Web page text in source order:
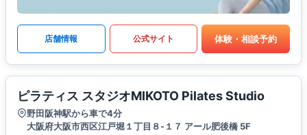
店舗情報 公式サイト 体験・相談予約
ピラティス スタジオMIKOTO Pilates Studio
野田阪神駅から車で4分
大阪府大阪市西区江戸堀１丁目８-１７ アール肥後橋 5F